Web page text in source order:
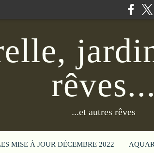
rêves...
...et autres rêves
MISE À JOUR DÉCEMBRE 2022